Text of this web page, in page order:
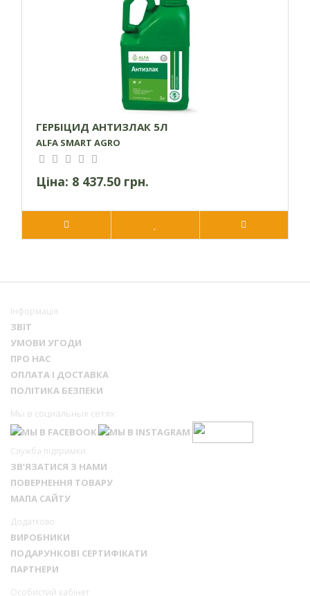
ГЕРБІЦИД АНТИЗЛАК 5Л
ALFA SMART AGRO
Ціна: 8 437.50 грн.
Інформація
ЗВІТ
УМОВИ УГОДИ
ПРО НАС
ОПЛАТА І ДОСТАВКА
ПОЛІТИКА БЕЗПЕКИ
Мы в социальных сетях:
Служба підтримки
ЗВ’ЯЗАТИСЯ З НАМИ
ПОВЕРНЕННЯ ТОВАРУ
МАПА САЙТУ
Додатково
ВИРОБНИКИ
ПОДАРУНКОВІ СЕРТИФІКАТИ
ПАРТНЕРИ
Особистий кабінет